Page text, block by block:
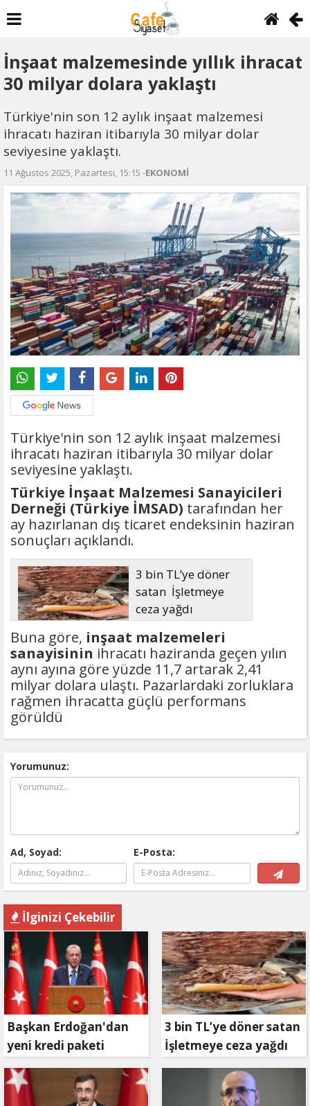
İnşaat malzemesinde yıllık ihracat
30 milyar dolara yaklaştı
Türkiye'nin son 12 aylık inşaat malzemesi
ihracatı haziran itibarıyla 30 milyar dolar
seviyesine yaklaştı.
11 Ağustos 2025, Pazartesi, 15:15 -EKONOMİ
Türkiye'nin son 12 aylık inşaat malzemesi
ihracatı haziran itibarıyla 30 milyar dolar
seviyesine yaklaştı.
Türkiye İnşaat Malzemesi Sanayicileri
Derneği (Türkiye İMSAD) tarafından her
ay hazırlanan dış ticaret endeksinin haziran
sonuçları açıklandı.
3 bin TL’ye döner
satan İşletmeye
ceza yağdı
Buna göre, inşaat malzemeleri
sanayisinin ihracatı haziranda geçen yılın
aynı ayına göre yüzde 11,7 artarak 2,41
milyar dolara ulaştı. Pazarlardaki zorluklara
rağmen ihracatta güçlü performans
görüldü
Yorumunuz:
Ad, Soyad: E-Posta:
İlginizi Çekebilir
Başkan Erdoğan'dan
yeni kredi paketi
müjdesi: 6 ay geri
ödemesiz, 36 ay vadeli
3 bin TL’ye döner satan
İşletmeye ceza yağdı